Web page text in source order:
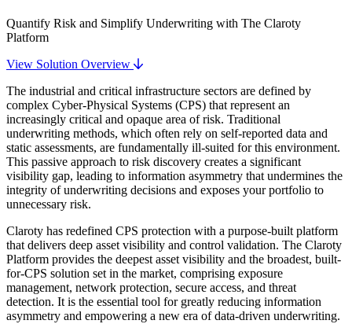
Quantify Risk and Simplify Underwriting with The Claroty
Platform
View Solution Overview
The industrial and critical infrastructure sectors are defined by
complex Cyber-Physical Systems (CPS) that represent an
increasingly critical and opaque area of risk. Traditional
underwriting methods, which often rely on self-reported data and
static assessments, are fundamentally ill-suited for this environment.
This passive approach to risk discovery creates a significant
visibility gap, leading to information asymmetry that undermines the
integrity of underwriting decisions and exposes your portfolio to
unnecessary risk.
Claroty has redefined CPS protection with a purpose-built platform
that delivers deep asset visibility and control validation. The Claroty
Platform provides the deepest asset visibility and the broadest, built-
for-CPS solution set in the market, comprising exposure
management, network protection, secure access, and threat
detection. It is the essential tool for greatly reducing information
asymmetry and empowering a new era of data-driven underwriting.